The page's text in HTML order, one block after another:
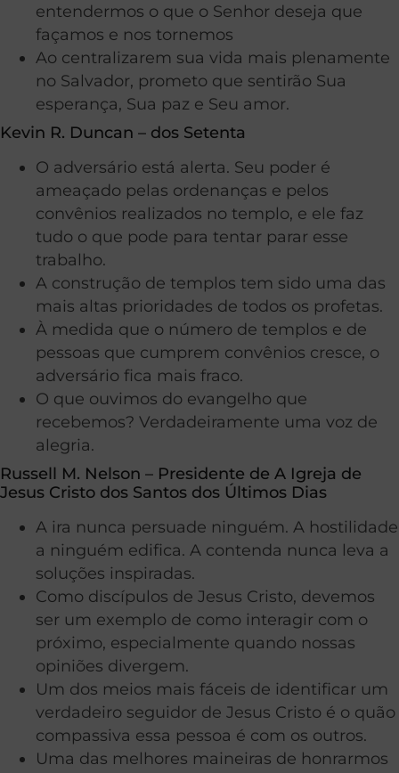
entendermos o que o Senhor deseja que
façamos e nos tornemos
Ao centralizarem sua vida mais plenamente
no Salvador, prometo que sentirão Sua
esperança, Sua paz e Seu amor.
Kevin R. Duncan – dos Setenta
O adversário está alerta. Seu poder é
ameaçado pelas ordenanças e pelos
convênios realizados no templo, e ele faz
tudo o que pode para tentar parar esse
trabalho.
A construção de templos tem sido uma das
mais altas prioridades de todos os profetas.
À medida que o número de templos e de
pessoas que cumprem convênios cresce, o
adversário fica mais fraco.
O que ouvimos do evangelho que
recebemos? Verdadeiramente uma voz de
alegria.
Russell M. Nelson – Presidente de A Igreja de
Jesus Cristo dos Santos dos Últimos Dias
A ira nunca persuade ninguém. A hostilidade
a ninguém edifica. A contenda nunca leva a
soluções inspiradas.
Como discípulos de Jesus Cristo, devemos
ser um exemplo de como interagir com o
próximo, especialmente quando nossas
opiniões divergem.
Um dos meios mais fáceis de identificar um
verdadeiro seguidor de Jesus Cristo é o quão
compassiva essa pessoa é com os outros.
Uma das melhores maineiras de honrarmos